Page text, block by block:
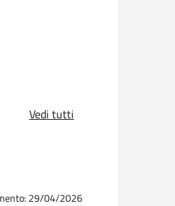
Vedi tutti
29/04/2026